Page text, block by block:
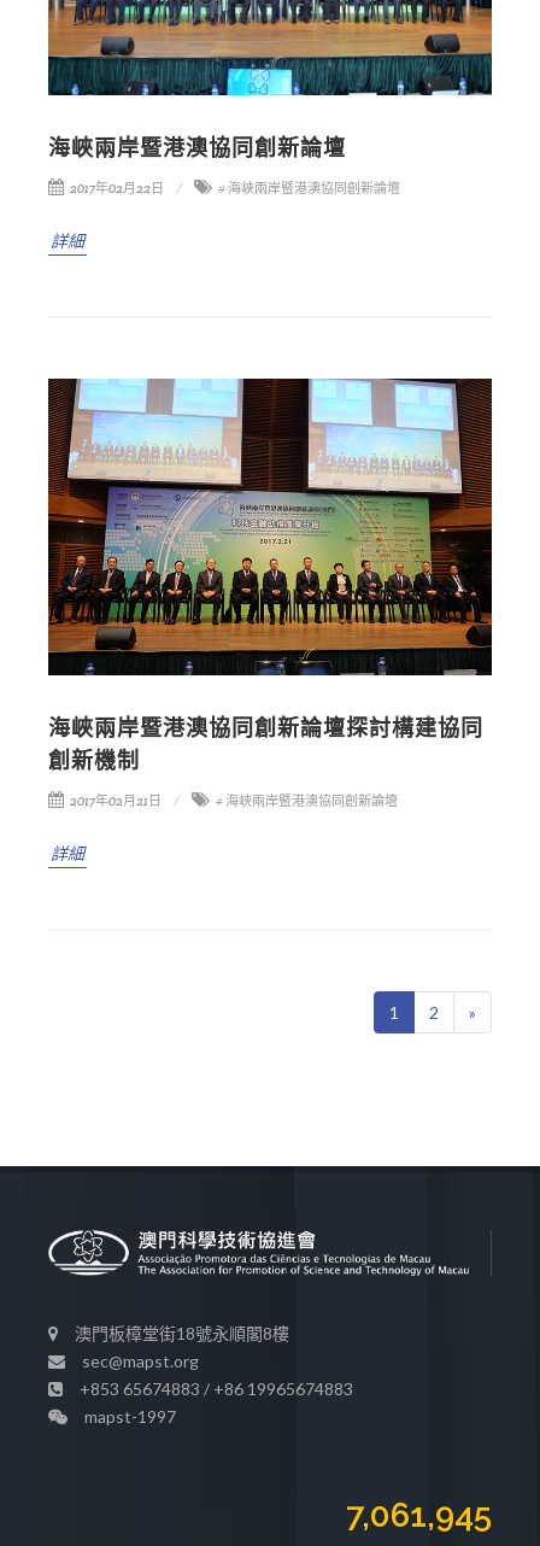
海峽兩岸暨港澳協同創新論壇
2017年02月22日 # 海峽兩岸暨港澳協同創新論壇
詳細
海峽兩岸暨港澳協同創新論壇探討構建協同
創新機制
2017年02月21日 # 海峽兩岸暨港澳協同創新論壇
詳細
1 2 »
澳門板樟堂街18號永順閣8樓
sec@mapst.org
+853 65674883 / +86 19965674883
mapst-1997
7,061,945